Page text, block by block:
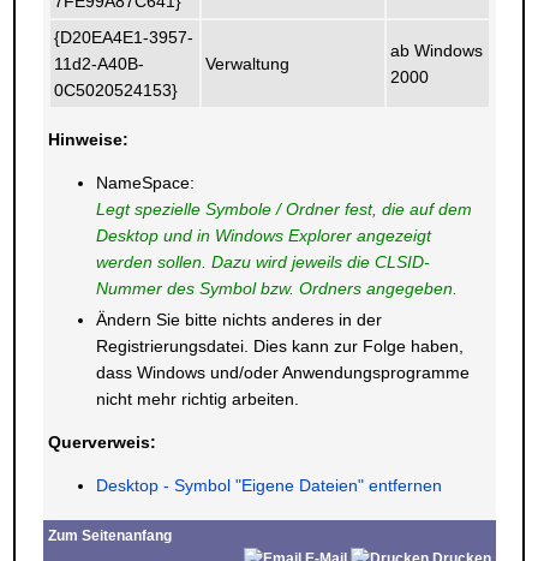
{D20EA4E1-3957-
11d2-A40B-
0C5020524153}
Verwaltung
ab Windows
2000
Hinweise:
NameSpace:
Legt spezielle Symbole / Ordner fest, die auf dem
Desktop und in Windows Explorer angezeigt
werden sollen. Dazu wird jeweils die CLSID-
Nummer des Symbol bzw. Ordners angegeben.
Ändern Sie bitte nichts anderes in der
Registrierungsdatei. Dies kann zur Folge haben,
dass Windows und/oder Anwendungsprogramme
nicht mehr richtig arbeiten.
Querverweis:
Desktop - Symbol "Eigene Dateien" entfernen
Zum Seitenanfang